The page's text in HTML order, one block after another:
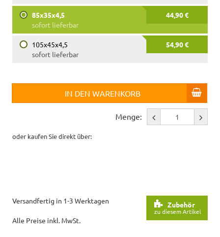
85x35x4,5
44,90 €
sofort lieferbar
105x45x4,5
54,90 €
sofort lieferbar
IN DEN WARENKORB
Menge:
oder kaufen Sie direkt über:
Zubehör
zu diesem Artikel
Versandfertig in 1-3 Werktagen
Alle Preise inkl. MwSt.